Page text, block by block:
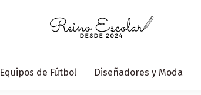
Equipos de Fútbol Diseñadores y Moda